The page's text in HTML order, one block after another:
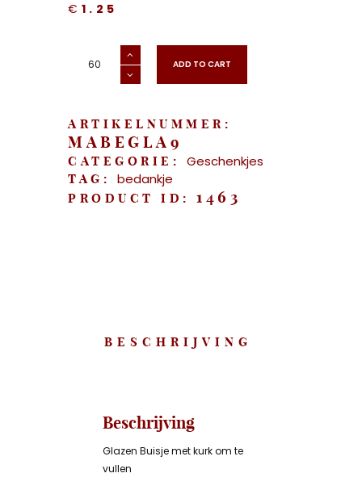
€ 1.25
Buisje
aantal
ADD TO CART
ARTIKELNUMMER:
MABEGLA9
CATEGORIE: Geschenkjes
TAG: bedankje
PRODUCT ID: 1463
BESCHRIJVING
Beschrijving
Glazen Buisje met kurk om te
vullen